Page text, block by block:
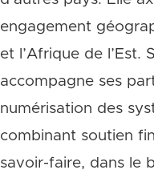
engagement
et l’Afrique de l’Est.
accompagne ses
numérisation des
combinant soutien
savoir-faire, dans le